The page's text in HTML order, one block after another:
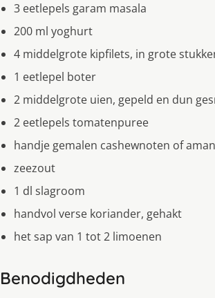
3 eetlepels garam masala
200 ml yoghurt
4 middelgrote kipfilets, in grote
1 eetlepel boter
2 middelgrote uien, gepeld en dun
2 eetlepels tomatenpuree
handje gemalen cashewnoten of
zeezout
1 dl slagroom
handvol verse koriander, gehakt
het sap van 1 tot 2 limoenen
Benodigdheden